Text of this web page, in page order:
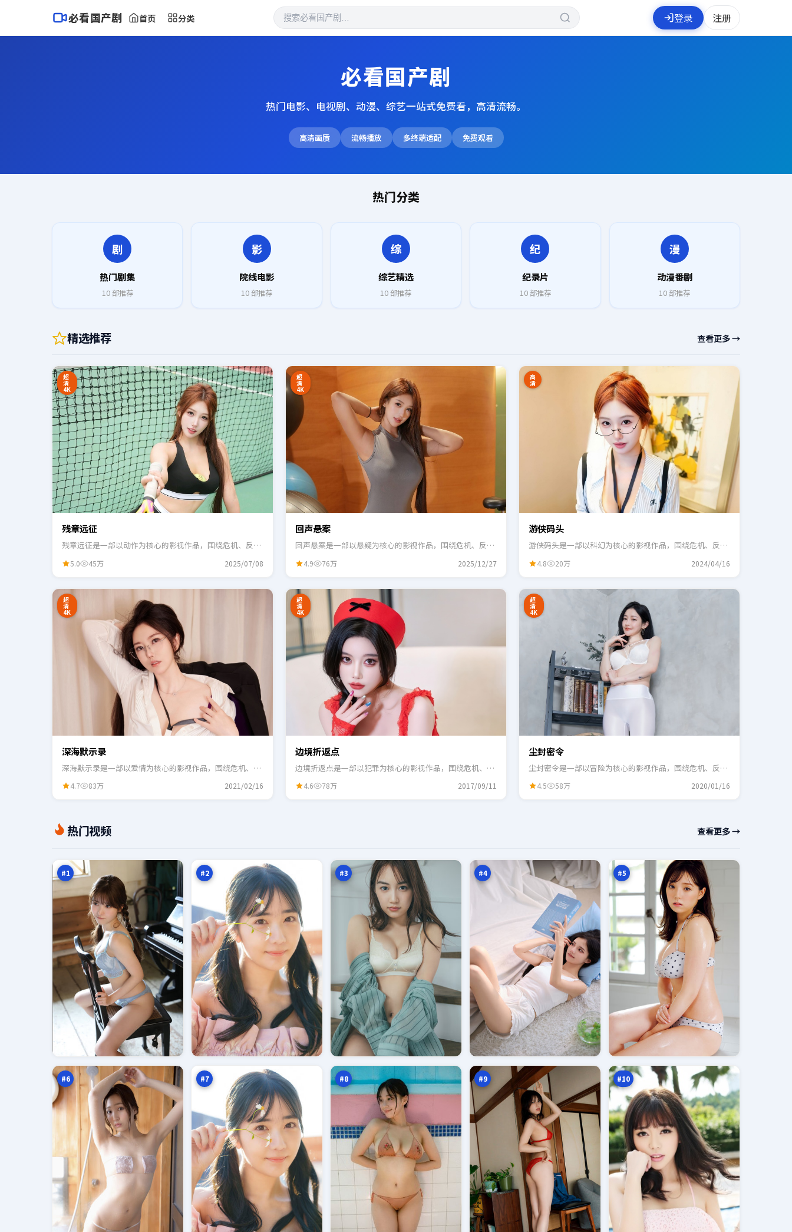
必看国产剧 首页 分类 登录 注册
必看国产剧
热门电影、电视剧、动漫、综艺一站式免费看，高清流畅。
高清画质 流畅播放 多终端适配 免费观看
热门分类
剧
热门剧集
10部推荐
影
院线电影
10部推荐
综
综艺精选
10部推荐
纪
纪录片
10部推荐
漫
动漫番剧
10部推荐
精选推荐 查看更多 →
超
清
4K
残章远征
残章远征是一部以动作为核心的影视作品，围绕危机、反转
5.0 45万 2025/07/08
超
清
4K
回声悬案
回声悬案是一部以悬疑为核心的影视作品，围绕危机、反转
4.9 76万 2025/12/27
高
清
游侠码头
游侠码头是一部以科幻为核心的影视作品，围绕危机、反转
4.8 20万 2024/04/16
超
清
4K
深海默示录
深海默示录是一部以爱情为核心的影视作品，围绕危机、反
4.7 83万 2021/02/16
超
清
4K
边境折返点
边境折返点是一部以犯罪为核心的影视作品，围绕危机、反
4.6 78万 2017/09/11
超
清
4K
尘封密令
尘封密令是一部以冒险为核心的影视作品，围绕危机、反转
4.5 58万 2020/01/16
热门视频 查看更多 →
#1
最
后
#2 #3
点
#4 #5
本
#6 #7
黑
潮
营
救
94
万
#8
尘
封
引
擎
93
万
#9
月
面
悬
案
92
万
#10
白
追
凶
92
万